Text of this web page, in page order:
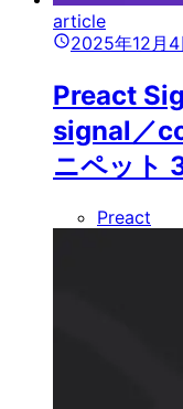
article
2025年12月4
Preact
signal／
ニペット
Preact